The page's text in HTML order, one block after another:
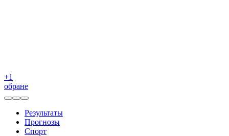
+1
обране
Результаты
Прогнозы
Спорт